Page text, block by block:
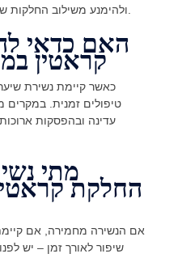
האם כדאי
קראטין
כאשר קיימת נשירת
טיפולים זמנית. במקרים
עדינה ובהפסקות ארוכות
מתי
החלקת
אם הנשירה מחמירה, אם
שיפור לאורך זמן – יש